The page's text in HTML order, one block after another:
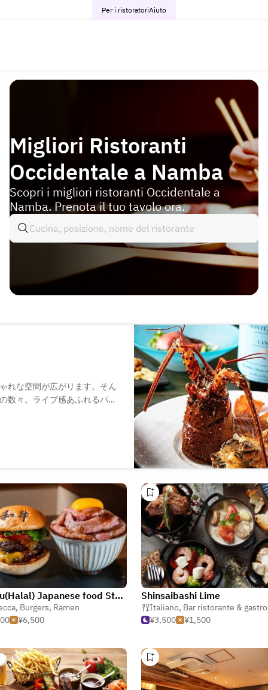
Per i ristoratoriAiuto
Migliori Ristoranti
Occidentale a Namba
Scopri i migliori ristoranti Occidentale a
Namba. Prenota il tuo tavolo ora.
れな空間が広がります。そん
数々。ライブ感あふれるパフ
Wagyu(Halal) Japanese food Steak-Burger&Ramen Dotonbori Restaurant Namba-Tei
, Burgers, Ramen
¥6,500
Shinsaibashi Lime
Italiano, Bar ristorante &
¥3,500
¥1,500